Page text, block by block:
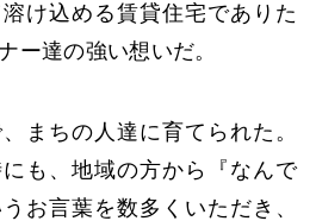
け込める賃貸住宅でありた
ー達の強い想いだ。
まちの人達に育てられた。
も、地域の方から『なんで
お言葉を数多くいただき、